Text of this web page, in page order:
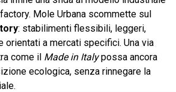
Mole Urbana scommette sul
: stabilimenti flessibili, leggeri,
orientati a mercati specifici. Una via
come il Made in Italypossa ancora
ecologica, senza rinnegare la